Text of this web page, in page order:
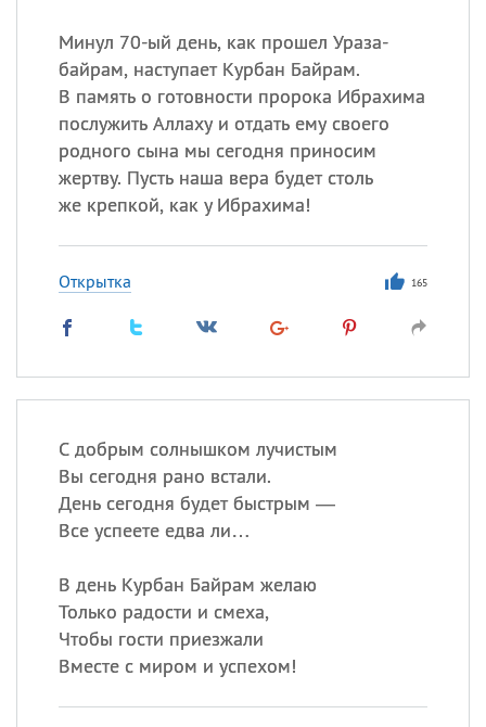
Минул 70-ый день, как прошел Ураза-
байрам, наступает Курбан Байрам.
В память о готовности пророка Ибрахима
послужить Аллаху и отдать ему своего
родного сына мы сегодня приносим
жертву. Пусть наша вера будет столь
же крепкой, как у Ибрахима!
Открытка 165
С добрым солнышком лучистым
Вы сегодня рано встали.
День сегодня будет быстрым —
Все успеете едва ли…
В день Курбан Байрам желаю
Только радости и смеха,
Чтобы гости приезжали
Вместе с миром и успехом!